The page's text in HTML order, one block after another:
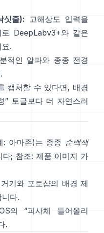
싯줄): 고해상도 입력을
DeepLabv3+와 같은
.
적인 알파와 종종 전경
캡처할 수 있다면, 배경
” 토글보다 더 자연스러
: 아마존)는 종종 순백색
다; 참조: 제품 이미지 가
기와 포토샵의 배경 제
다.
의 “피사체 들어올리
.